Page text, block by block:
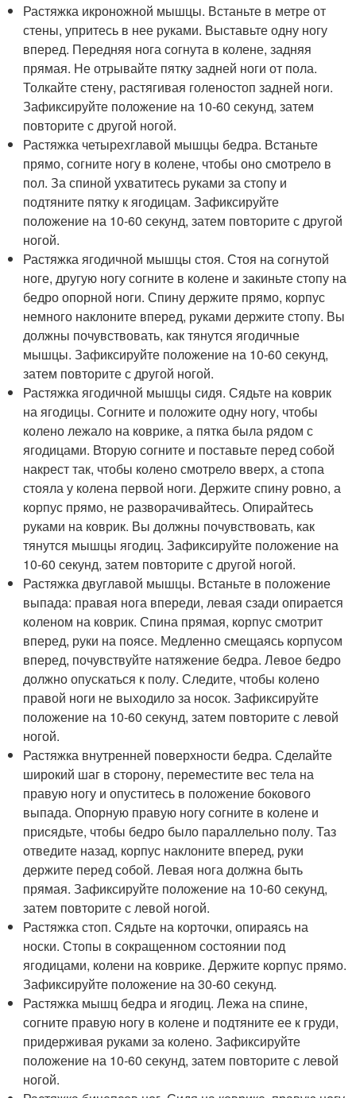
Растяжка икроножной мышцы. Встаньте в метре от
стены, упритесь в нее руками. Выставьте одну ногу
вперед. Передняя нога согнута в колене, задняя
прямая. Не отрывайте пятку задней ноги от пола.
Толкайте стену, растягивая голеностоп задней ноги.
Зафиксируйте положение на 10-60 секунд, затем
повторите с другой ногой.
Растяжка четырехглавой мышцы бедра. Встаньте
прямо, согните ногу в колене, чтобы оно смотрело в
пол. За спиной ухватитесь руками за стопу и
подтяните пятку к ягодицам. Зафиксируйте
положение на 10-60 секунд, затем повторите с другой
ногой.
Растяжка ягодичной мышцы стоя. Стоя на согнутой
ноге, другую ногу согните в колене и закиньте стопу на
бедро опорной ноги. Спину держите прямо, корпус
немного наклоните вперед, руками держите стопу. Вы
должны почувствовать, как тянутся ягодичные
мышцы. Зафиксируйте положение на 10-60 секунд,
затем повторите с другой ногой.
Растяжка ягодичной мышцы сидя. Сядьте на коврик
на ягодицы. Согните и положите одну ногу, чтобы
колено лежало на коврике, а пятка была рядом с
ягодицами. Вторую согните и поставьте перед собой
накрест так, чтобы колено смотрело вверх, а стопа
стояла у колена первой ноги. Держите спину ровно, а
корпус прямо, не разворачивайтесь. Опирайтесь
руками на коврик. Вы должны почувствовать, как
тянутся мышцы ягодиц. Зафиксируйте положение на
10-60 секунд, затем повторите с другой ногой.
Растяжка двуглавой мышцы. Встаньте в положение
выпада: правая нога впереди, левая сзади опирается
коленом на коврик. Спина прямая, корпус смотрит
вперед, руки на поясе. Медленно смещаясь корпусом
вперед, почувствуйте натяжение бедра. Левое бедро
должно опускаться к полу. Следите, чтобы колено
правой ноги не выходило за носок. Зафиксируйте
положение на 10-60 секунд, затем повторите с левой
ногой.
Растяжка внутренней поверхности бедра. Сделайте
широкий шаг в сторону, переместите вес тела на
правую ногу и опуститесь в положение бокового
выпада. Опорную правую ногу согните в колене и
присядьте, чтобы бедро было параллельно полу. Таз
отведите назад, корпус наклоните вперед, руки
держите перед собой. Левая нога должна быть
прямая. Зафиксируйте положение на 10-60 секунд,
затем повторите с левой ногой.
Растяжка стоп. Сядьте на корточки, опираясь на
носки. Стопы в сокращенном состоянии под
ягодицами, колени на коврике. Держите корпус прямо.
Зафиксируйте положение на 30-60 секунд.
Растяжка мышц бедра и ягодиц. Лежа на спине,
согните правую ногу в колене и подтяните ее к груди,
придерживая руками за колено. Зафиксируйте
положение на 10-60 секунд, затем повторите с левой
ногой.